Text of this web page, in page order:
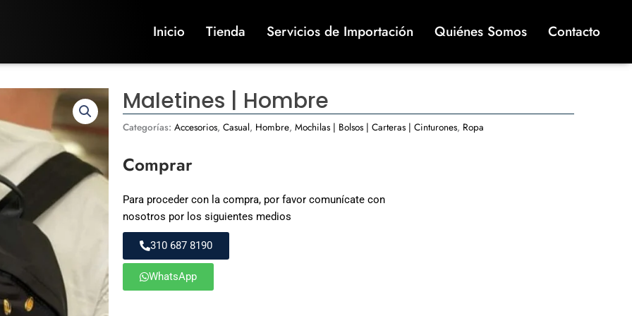
Inicio Tienda Servicios de Importación Quiénes Somos Contacto
Maletines | Hombre
Categorías: Accesorios, Casual, Hombre, Mochilas | Bolsos | Carteras | Cinturones, Ropa
Comprar
Para proceder con la compra, por favor comunícate con
nosotros por los siguientes medios
310 687 8190
WhatsApp